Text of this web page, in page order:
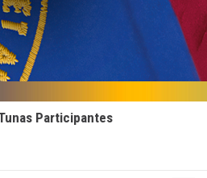
Participantes